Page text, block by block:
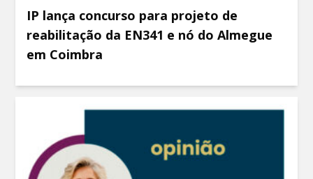
IP lança concurso para projeto de
reabilitação da EN341 e nó do Almegue
em Coimbra